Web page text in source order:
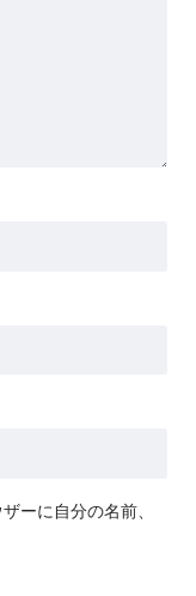
ーに自分の名前、